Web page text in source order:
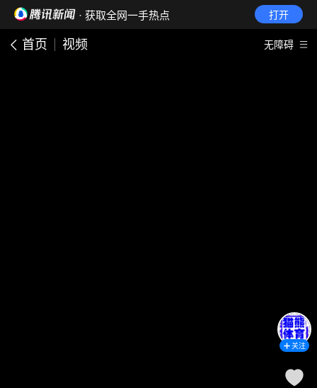
· 获取全网一手热点 打开
首页 视频 无障碍
关注